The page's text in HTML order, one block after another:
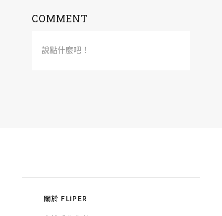
COMMENT
說點什麼吧！
關於 FLiPER